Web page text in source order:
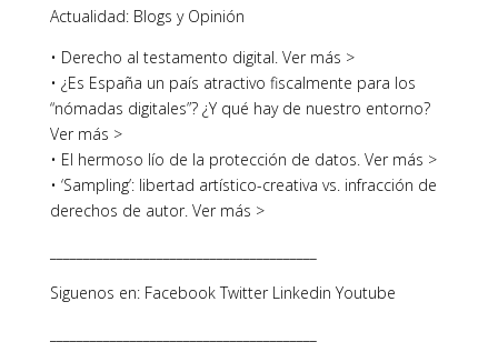
Actualidad: Blogs y Opinión
• Derecho al testamento digital. Ver más >
• ¿Es España un país atractivo fiscalmente para los
“nómadas digitales”? ¿Y qué hay de nuestro entorno?
Ver más >
• El hermoso lío de la protección de datos. Ver más >
• ‘Sampling’: libertad artístico-creativa vs. infracción de
derechos de autor. Ver más >
Siguenos en: Facebook Twitter Linkedin Youtube